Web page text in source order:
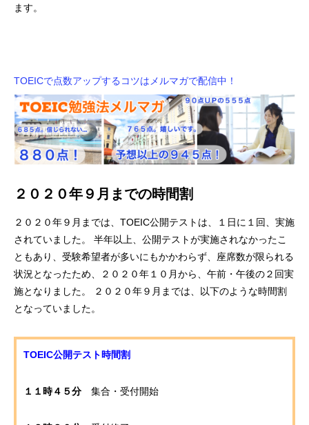
ます。
TOEICで点数アップするコツはメルマガで配信中！
２０２０年９月までの時間割
２０２０年９月までは、TOEIC公開テストは、１日に１回、実施
されていました。 半年以上、公開テストが実施されなかったこ
ともあり、受験希望者が多いにもかかわらず、座席数が限られる
状況となったため、２０２０年１０月から、午前・午後の２回実
施となりました。 ２０２０年９月までは、以下のような時間割
となっていました。
TOEIC公開テスト時間割
１１時４５分 集合・受付開始